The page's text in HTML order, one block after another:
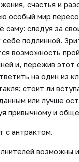
счастья и
особый мир
саму: следуя за
себе подлинной.
возможность
и, пережив этот
на один из
стоит ли
или лучше
привычному и
с антрактом.
возможны